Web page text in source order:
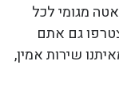
מגומי לכל
גם אתם
שירות אמין,